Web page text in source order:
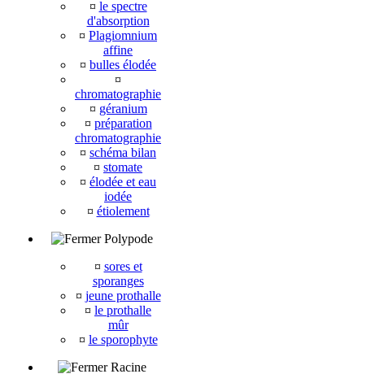
¤ le spectre
d'absorption
¤ Plagiomnium
affine
¤ bulles élodée
¤
chromatographie
¤ géranium
¤ préparation
chromatographie
¤ schéma bilan
¤ stomate
¤ élodée et eau
iodée
¤ étiolement
Polypode
¤ sores et
sporanges
¤ jeune prothalle
¤ le prothalle
mûr
¤ le sporophyte
Racine